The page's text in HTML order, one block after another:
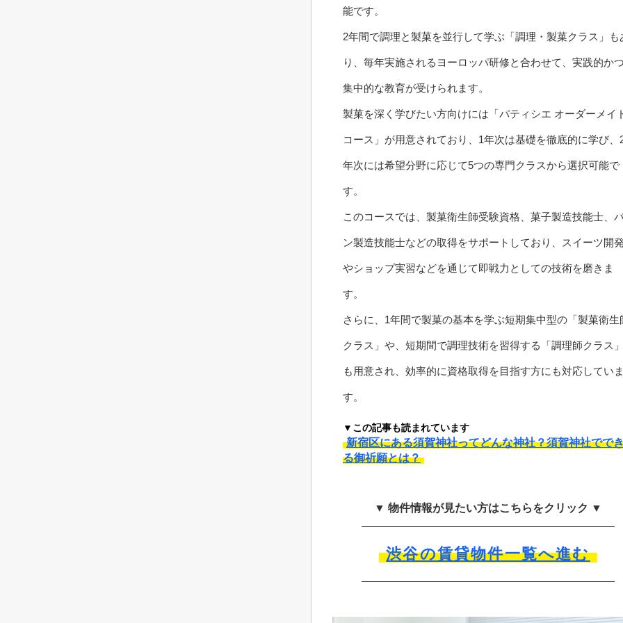
能です。
2年間で調理と製菓を並行して学ぶ「調理・製菓クラス」も
り、毎年実施されるヨーロッパ研修と合わせて、実践的かつ
集中的な教育が受けられます。
製菓を深く学びたい方向けには「パティシエ オーダーメイ
コース」が用意されており、1年次は基礎を徹底的に学び、
年次には希望分野に応じて5つの専門クラスから選択可能で
す。
このコースでは、製菓衛生師受験資格、菓子製造技能士、
ン製造技能士などの取得をサポートしており、スイーツ開発
やショップ実習などを通じて即戦力としての技術を磨きま
す。
さらに、1年間で製菓の基本を学ぶ短期集中型の「製菓衛生
クラス」や、短期間で調理技術を習得する「調理師クラス」
も用意され、効率的に資格取得を目指す方にも対応していま
す。
▼この記事も読まれています
新宿区にある須賀神社ってどんな神社？須賀神社でで
る御祈願とは？
▼ 物件情報が見たい方はこちらをクリック ▼
渋谷の賃貸物件一覧へ進む